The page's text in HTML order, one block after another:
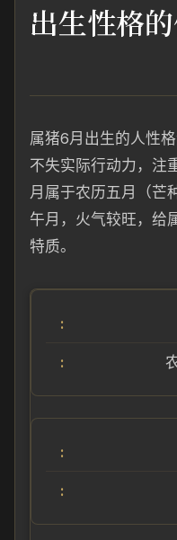
出生性格
属猪6月出生的人性
不失实际行动力，注
月属于农历五月（芒
午月，火气较旺，给
特质。